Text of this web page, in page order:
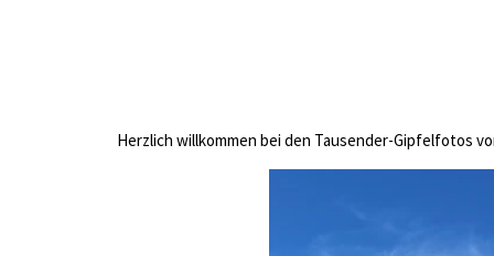
Herzlich willkommen bei den Tausender-Gipfelfotos